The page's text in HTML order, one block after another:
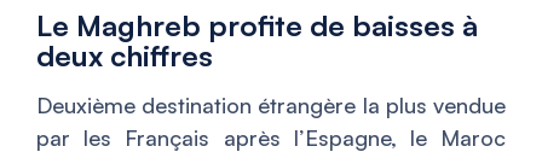
Le Maghreb profite de baisses à
deux chiffres
Deuxième destination étrangère la plus vendue
par les Français après l’Espagne, le Maroc